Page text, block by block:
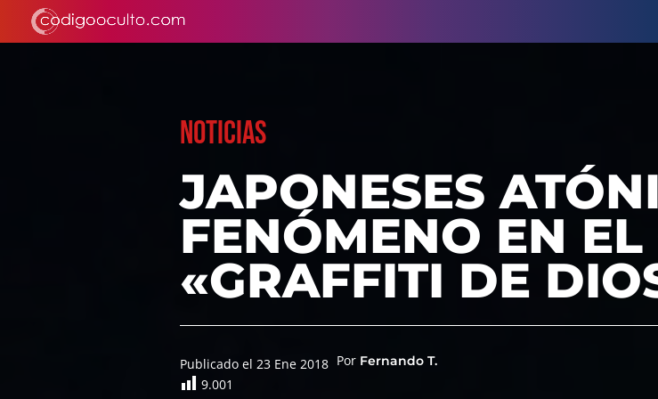
NOTICIAS
JAPONESES
FENÓMENO EN EL
«GRAFFITI DE
Publicado el 23 Ene 2018 Por Fernando T.
9.001